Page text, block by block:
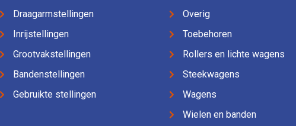
Draagarmstellingen
Inrijstellingen
Grootvakstellingen
Bandenstellingen
Gebruikte stellingen
Overig
Toebehoren
Rollers en lichte wagens
Steekwagens
Wagens
Wielen en banden